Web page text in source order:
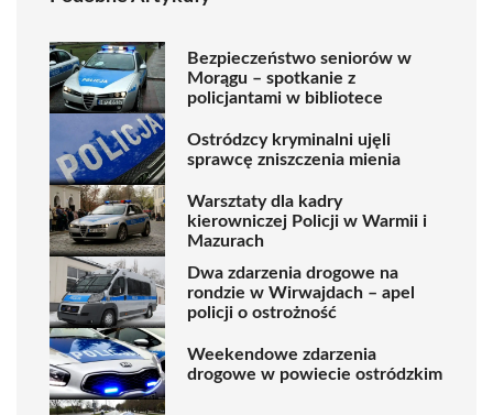
Bezpieczeństwo seniorów w
Morągu – spotkanie z
policjantami w bibliotece
Ostródzcy kryminalni ujęli
sprawcę zniszczenia mienia
Warsztaty dla kadry
kierowniczej Policji w Warmii i
Mazurach
Dwa zdarzenia drogowe na
rondzie w Wirwajdach – apel
policji o ostrożność
Weekendowe zdarzenia
drogowe w powiecie ostródzkim